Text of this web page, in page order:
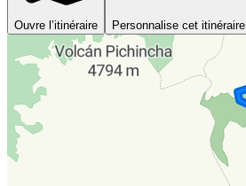
Ouvre l’itinéraire Personnalise cet itinéraire